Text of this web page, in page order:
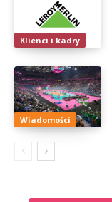
Klienci i kadry
Wiadomości